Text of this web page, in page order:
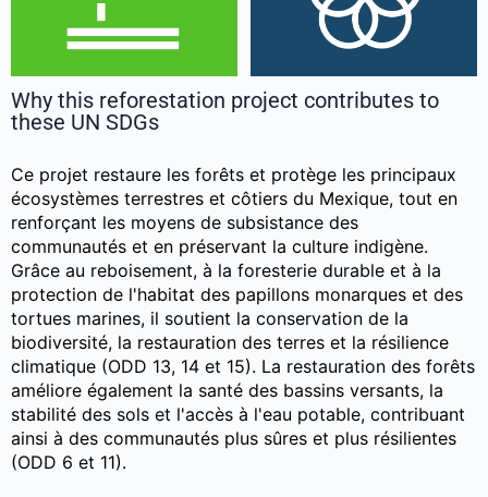
Why this reforestation project contributes to
these UN SDGs
Ce projet restaure les forêts et protège les principaux
écosystèmes terrestres et côtiers du Mexique, tout en
renforçant les moyens de subsistance des
communautés et en préservant la culture indigène.
Grâce au reboisement, à la foresterie durable et à la
protection de l'habitat des papillons monarques et des
tortues marines, il soutient la conservation de la
biodiversité, la restauration des terres et la résilience
climatique (ODD 13, 14 et 15). La restauration des forêts
améliore également la santé des bassins versants, la
stabilité des sols et l'accès à l'eau potable, contribuant
ainsi à des communautés plus sûres et plus résilientes
(ODD 6 et 11).